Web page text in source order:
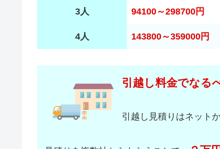
3人 94100～298700円
4人 143800～359000円
引越し料金でなる
引越し見積りはネット